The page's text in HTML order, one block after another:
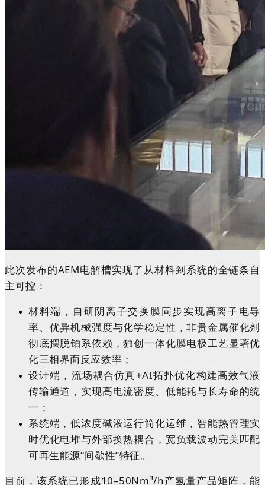
此次发布的AEM电解槽实现了从材料到系统的全链条自
主可控：
材料端，自研阴离子交换膜同步实现高离子电导
率、优异机械强度与化学稳定性，非贵金属催化剂
彻底摆脱铂系依赖，独创一体化膜电极工艺显著优
化三相界面反应效率；
设计端，流场耦合仿真+AI拓扑优化构建高效气液
传输通道，实现高电流密度、低能耗与长寿命的统
一；
系统端，低浓度碱液运行简化运维，智能热管理实
时优化电堆与外部换热耦合，宽负载波动完美匹配
可再生能源“间歇性”特征。
目前，该系统已形成10–50Nm³/h产氢量产品矩阵，能